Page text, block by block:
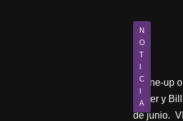
N
O
T
C
A
El line-up
Butler y
de junio.